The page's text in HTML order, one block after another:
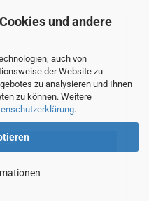
und andere
auch von
der Website zu
zu analysieren und Ihnen
zu können. Weitere
.